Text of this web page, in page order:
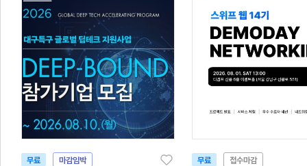
무료 마감임박 무료 접수마감